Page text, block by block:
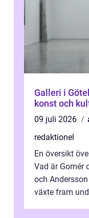
Galleri i
konst och
09 juli 2026
redaktionel
En översikt
Vad är Gomér
och
växte fram